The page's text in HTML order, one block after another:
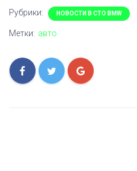
Рубрики: НОВОСТИ В СТО BMW
Метки: авто